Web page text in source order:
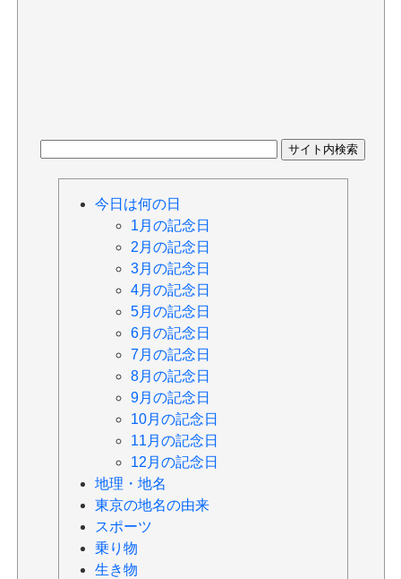
今日は何の日
1月の記念日
2月の記念日
3月の記念日
4月の記念日
5月の記念日
6月の記念日
7月の記念日
8月の記念日
9月の記念日
10月の記念日
11月の記念日
12月の記念日
地理・地名
東京の地名の由来
スポーツ
乗り物
生き物